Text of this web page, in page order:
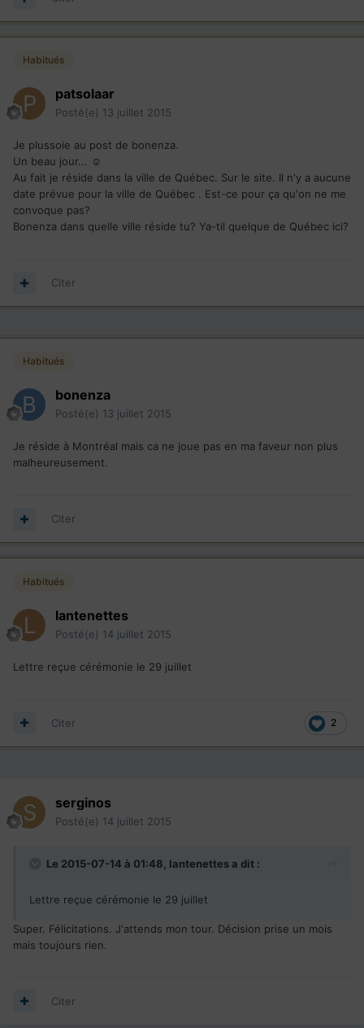
Habitués
patsolaar
Posté(e) 13 juillet 2015
Je plussoie au post de bonenza.
Un beau jour... ☺
Au fait je réside dans la ville de Québec. Sur le site. Il n'y a aucune
date prévue pour la ville de Québec . Est-ce pour ça qu'on ne me
convoque pas?
Bonenza dans quelle ville réside tu? Ya-til quelque de Québec ici?
Citer
Habitués
bonenza
Posté(e) 13 juillet 2015
Je réside à Montréal mais ca ne joue pas en ma faveur non plus
malheureusement.
Citer
Habitués
lantenettes
Posté(e) 14 juillet 2015
Lettre reçue cérémonie le 29 juillet
2
Citer
serginos
Posté(e) 14 juillet 2015
Le 2015-07-14 à 01:48, lantenettes a dit :
Lettre reçue cérémonie le 29 juillet
Super. Félicitations. J'attends mon tour. Décision prise un mois
mais toujours rien.
Citer